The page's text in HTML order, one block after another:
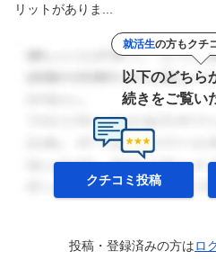
リットがありま...
就活生の方もクチ
以下のどちら
続きをご覧い
クチコミ投稿
投稿・登録済みの方はロ